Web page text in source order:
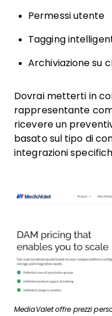
Permessi utente
Tagging
Archiviazione su
Dovrai metterti in
rappresentante
ricevere un
basato sul tipo di
integrazioni
MediaValet offre prezzi